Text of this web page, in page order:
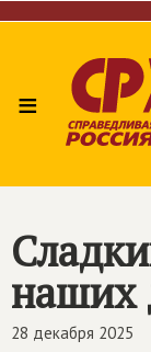
≡
наших
28 декабря 2025